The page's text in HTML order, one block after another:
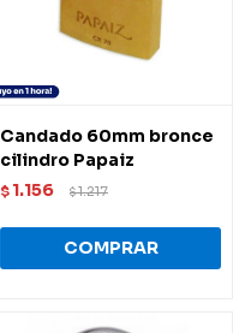
Candado 60mm bronce
cilindro Papaiz
$ 1.156 $1.217